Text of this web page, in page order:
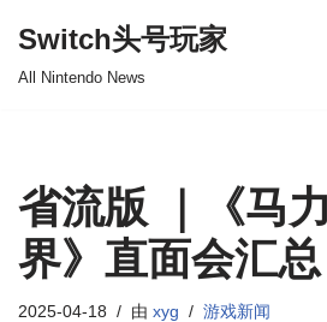
Switch头号玩家
All Nintendo News
省流版 ｜《马
界》直面会汇总
2025-04-18 由 xyg 游戏新闻